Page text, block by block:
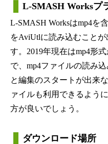
L-SMASH Worksプ
L-SMASH Worksはmp4を
をAviUtlに読み込むこと
す。2019年現在はmp4形
で、mp4ファイルの読み
と編集のスタートが出来
ァイルも利用できるよう
方が良いでしょう。
ダウンロード場所